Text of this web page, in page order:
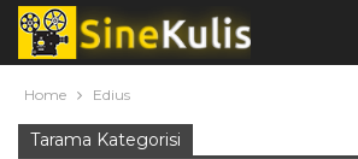
Home Edius
Tarama Kategorisi